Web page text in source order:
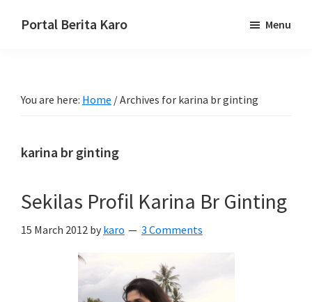
Portal Berita Karo
Karo,
Karo.
Menu
You are here: Home /Archives for karina br ginting
karina br ginting
Sekilas Profil Karina Br Ginting
15 March 2012 by karo 3 Comments